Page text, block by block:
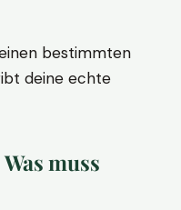
bestimmten
deine echte
muss